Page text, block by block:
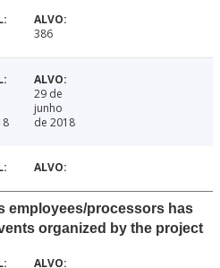
386
29 de
junho
de 2018
employees/processors has
organized by the project